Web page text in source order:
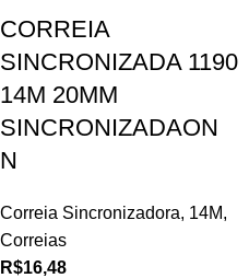
CORREIA
SINCRONIZADA 1190
14M 20MM
SINCRONIZADAON
N
Correia Sincronizadora, 14M,
Correias
R$16,48